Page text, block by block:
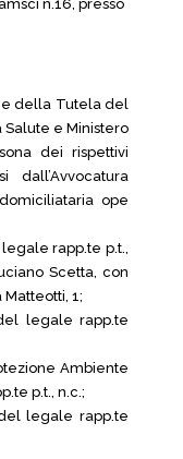
n.16, presso
e della Tutela del
e Ministero
dei rispettivi
dall’Avvocatura
ope
rapp.te p.t.,
Scetta, con
1;
legale rapp.te
Ambiente
p.t., n.c.;
legale rapp.te